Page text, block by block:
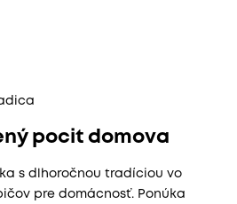
pocit domova
s dlhoročnou tradíciou vo
pre domácnosť. Ponúka